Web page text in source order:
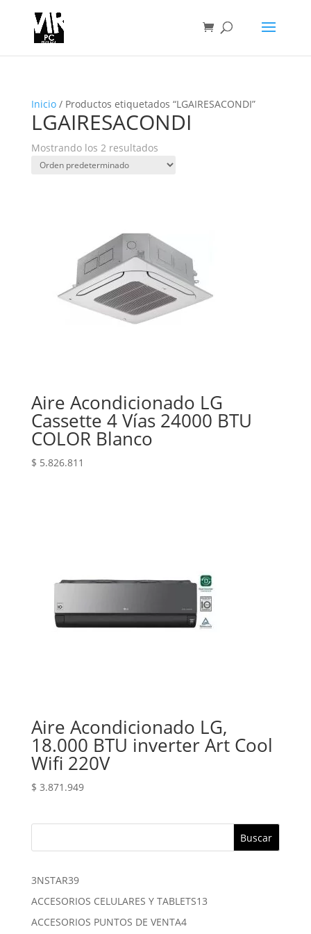
Inicio/ Productos etiquetados “LGAIRESACONDI”
LGAIRESACONDI
Mostrando los 2 resultados
Aire Acondicionado LG
Cassette 4 Vías 24000 BTU
COLOR Blanco
$ 5.826.811
Aire Acondicionado LG,
18.000 BTU inverter Art Cool
Wifi 220V
$ 3.871.949
Buscar
3NSTAR3939
productos
ACCESORIOS CELULARES Y TABLETS1313
ACCESORIOS PUNTOS DE VENTA44